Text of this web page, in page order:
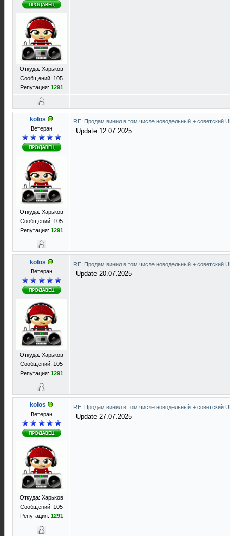
Откуда: Харьков
Сообщений: 105
Репутация: 1291
kolos
Ветеран
Откуда: Харьков
Сообщений: 105
Репутация: 1291
RE: Продам винил в том числе новодельный + советский
Update 12.07.2025
kolos
Ветеран
Откуда: Харьков
Сообщений: 105
Репутация: 1291
RE: Продам винил в том числе новодельный + советский
Update 20.07.2025
kolos
Ветеран
Откуда: Харьков
Сообщений: 105
Репутация: 1291
RE: Продам винил в том числе новодельный + советский
Update 27.07.2025